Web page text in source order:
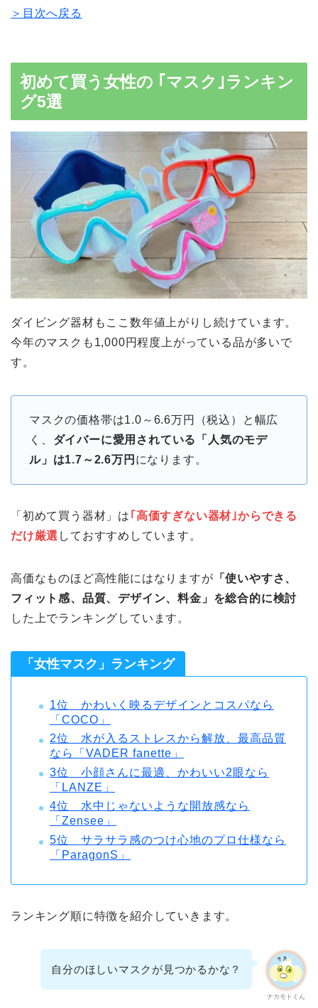
＞目次へ戻る
初めて買う女性の ｢マスク｣ランキン
グ5選
ダイビング器材もここ数年値上がりし続けています。
今年のマスクも1,000円程度上がっている品が多いで
す。
マスクの価格帯は1.0～6.6万円（税込）と幅広
く、 ダイバーに愛用されている「人気のモデ
ル」は1.7～2.6万円 になります。
「初めて買う器材」は ｢高価すぎない器材｣からできる
だけ厳選 しておすすめしています。
高価なものほど高性能にはなりますが 「使いやすさ、
フィット感、品質、デザイン、料金」を総合的に検討
した上でランキングしています。
「女性マスク」ランキング
1位 かわいく映るデザインとコスパなら
「COCO」
2位 水が入るストレスから解放、最高品質
なら「VADER fanette」
3位 小顔さんに最適、かわいい2眼なら
「LANZE」
4位 水中じゃないような開放感なら
「Zensee」
5位 サラサラ感のつけ心地のプロ仕様なら
「ParagonS」
ランキング順に特徴を紹介していきます。
ナカモトくん
自分のほしいマスクが見つかるかな？